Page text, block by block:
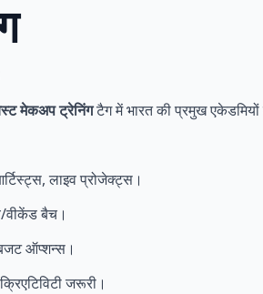
मेकअप ट्रेनिंगटैग में भारत की प्रमुख
लाइव प्रोजेक्ट्स।
वीकेंड बैच।
ऑप्शन्स।
जरूरी।